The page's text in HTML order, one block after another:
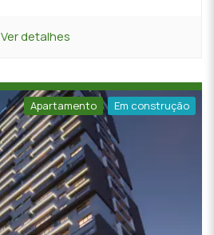
Ver detalhes
Apartamento Em construção